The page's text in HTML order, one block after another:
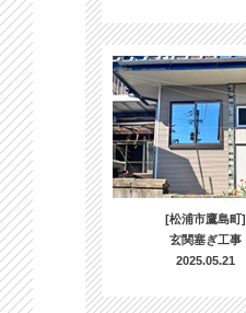
[松浦市鷹島町]
玄関塞ぎ工事
2025.05.21